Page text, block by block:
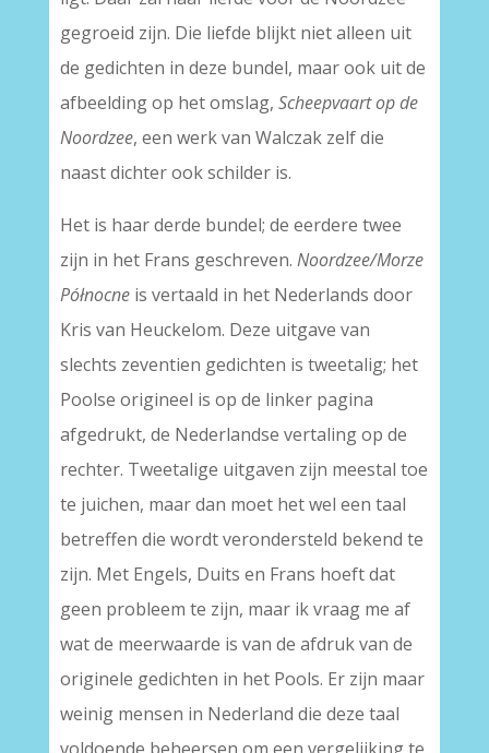
gegroeid zijn. Die liefde blijkt niet alleen uit
de gedichten in deze bundel, maar ook uit de
afbeelding op het omslag, Scheepvaart op de
Noordzee, een werk van Walczak zelf die
naast dichter ook schilder is.
Het is haar derde bundel; de eerdere twee
zijn in het Frans geschreven. Noordzee/Morze
Północneis vertaald in het Nederlands door
Kris van Heuckelom. Deze uitgave van
slechts zeventien gedichten is tweetalig; het
Poolse origineel is op de linker pagina
afgedrukt, de Nederlandse vertaling op de
rechter. Tweetalige uitgaven zijn meestal toe
te juichen, maar dan moet het wel een taal
betreffen die wordt verondersteld bekend te
zijn. Met Engels, Duits en Frans hoeft dat
geen probleem te zijn, maar ik vraag me af
wat de meerwaarde is van de afdruk van de
originele gedichten in het Pools. Er zijn maar
weinig mensen in Nederland die deze taal